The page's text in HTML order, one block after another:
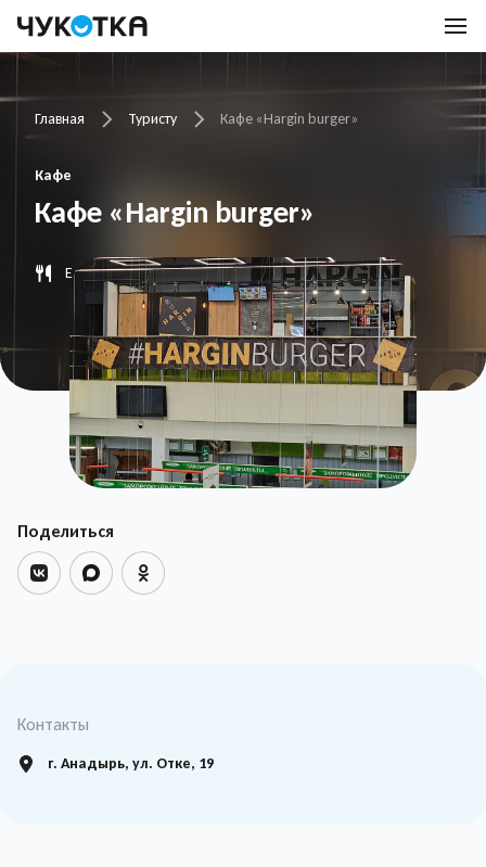
Главная Туристу Кафе «Hargin burger»
Кафе
Кафе «Hargin burger»
Еда на вынос
Поделиться
Контакты
г. Анадырь, ул. Отке, 19